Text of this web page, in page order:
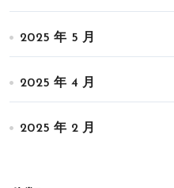
2025 年 5 月
2025 年 4 月
2025 年 2 月